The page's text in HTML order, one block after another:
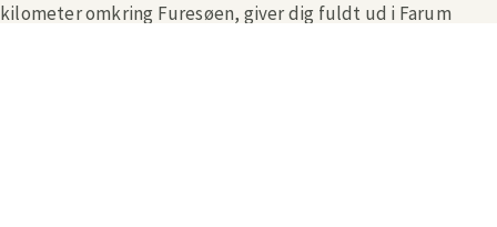
kilometer omkring Furesøen, giver dig fuldt ud i Farum